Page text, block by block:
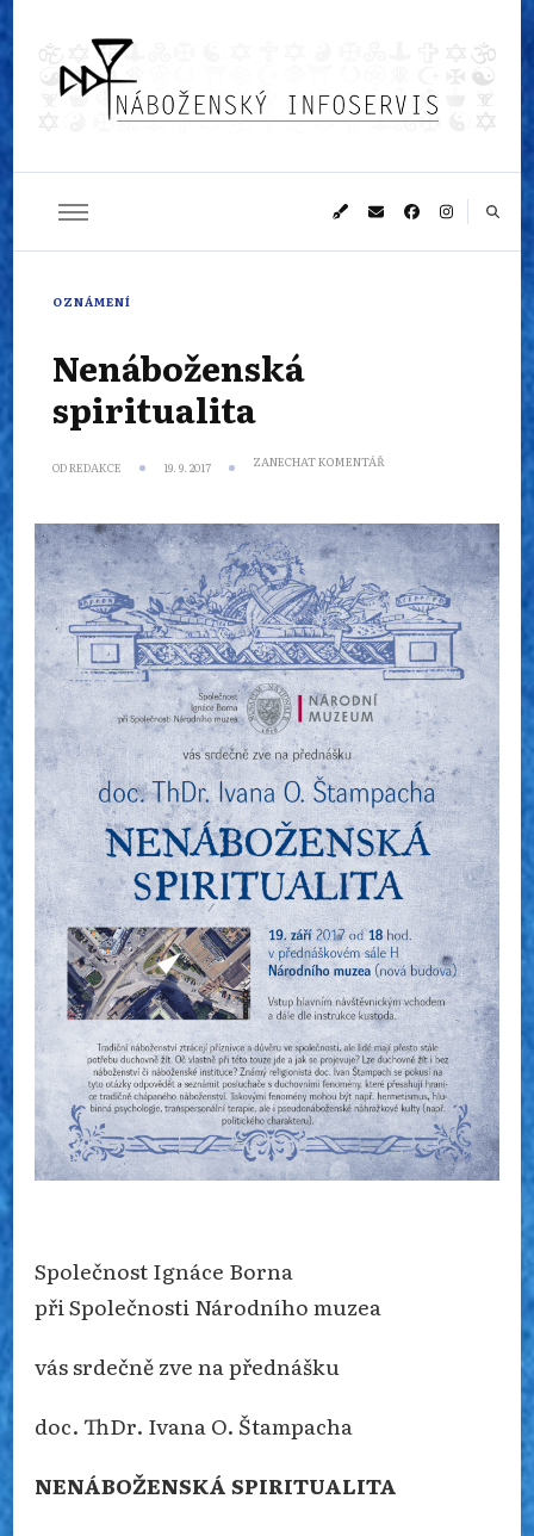
Náboženský
infoservis
OZNÁMENÍ
Nenáboženská
spiritualita
ODREDAKCE 19. 9. 2017 ZANECHAT KOMENTÁŘ
Společnost Ignáce Borna
při Společnosti Národního muzea
vás srdečně zve na přednášku
doc. ThDr. Ivana O. Štampacha
NENÁBOŽENSKÁ SPIRITUALITA